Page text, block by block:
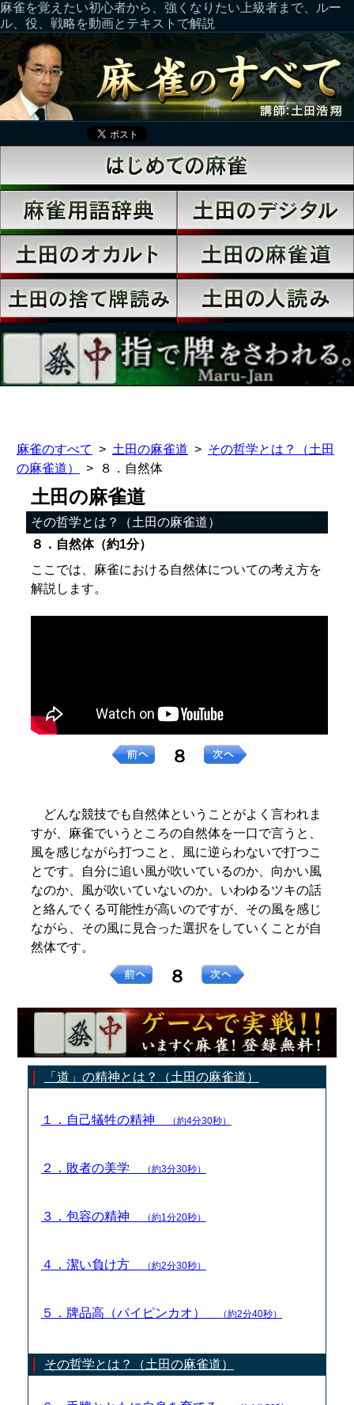
麻雀を覚えたい初心者から、強くなりたい上級者まで、ルー
ル、役、戦略を動画とテキストで解説
麻雀のすべて 土田の麻雀道
その哲学とは？（土田
の麻雀道）
８．自然体
土田の麻雀道
その哲学とは？（土田の麻雀道）
８．自然体（約1分）
ここでは、麻雀における自然体についての考え方を
解説します。
８
どんな競技でも自然体ということがよく言われま
すが、麻雀でいうところの自然体を一口で言うと、
風を感じながら打つこと、風に逆らわないで打つこ
とです。自分に追い風が吹いているのか、向かい風
なのか、風が吹いていないのか。いわゆるツキの話
と絡んでくる可能性が高いのですが、その風を感じ
ながら、その風に見合った選択をしていくことが自
然体です。
８
「道」の精神とは？（土田の麻雀道）
１．自己犠牲の精神 （約4分30秒）
２．敗者の美学 （約3分30秒）
３．包容の精神 （約1分20秒）
４．潔い負け方 （約2分30秒）
５．牌品高（パイピンカオ） （約2分40秒）
その哲学とは？（土田の麻雀道）